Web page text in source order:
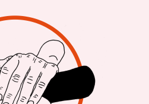
Interview von
taz: ­Herr Wiatr, ist
Marcin Wiatr:Das